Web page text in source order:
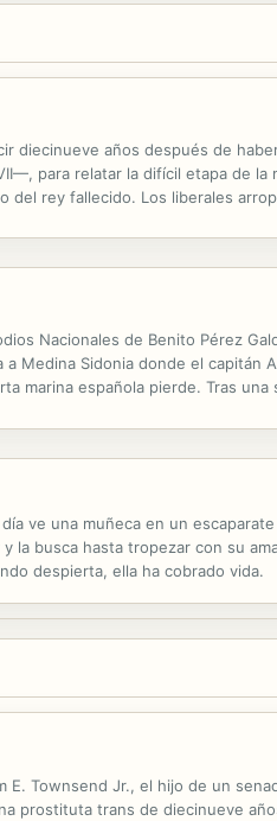
diecinueve años después de
para relatar la difícil etapa de la
rey fallecido. Los liberales
Nacionales de Benito Pérez
Medina Sidonia donde el capitán
marina española pierde. Tras
ve una muñeca en un
la busca hasta tropezar con su
despierta, ella ha cobrado vida.
Townsend Jr., el hijo de un
prostituta trans de diecinueve